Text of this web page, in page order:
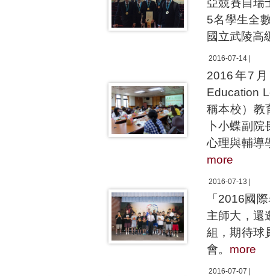
亞競賽自瑞
5名學生全
國立武陵高
2016-07-14 |
2016年7
Education
稱本校）教
卜小蝶副
心理與輔導
more
2016-07-13 |
「2016國
主師大，還
組，期待球
會。 more
2016-07-07 |